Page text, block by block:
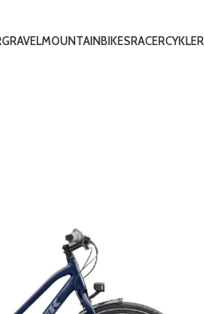
GRAVELMOUNTAINBIKESRACERCYKLER